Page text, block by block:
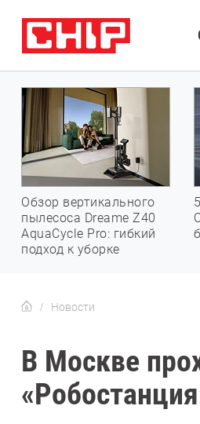
Обзор вертикального
пылесоса Dreame Z40
AquaCycle Pro: гибкий
подход к уборке
Новости
В Москве